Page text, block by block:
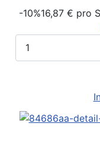
-10%16,87 € pro